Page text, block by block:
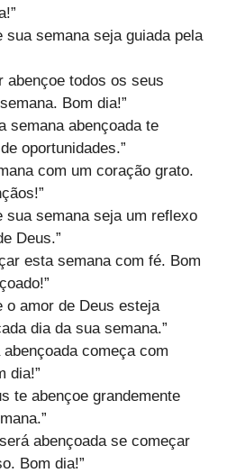
sua semana seja guiada pela
abençoe todos os seus
Bom dia!”
semana abençoada te
oportunidades.”
com um coração grato.
sua semana seja um reflexo
Deus.”
esta semana com fé. Bom
o amor de Deus esteja
dia da sua semana.”
abençoada começa com
dia!”
te abençoe grandemente
abençoada se começar
Bom dia!”